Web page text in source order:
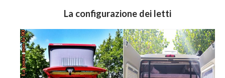
La configurazione dei letti